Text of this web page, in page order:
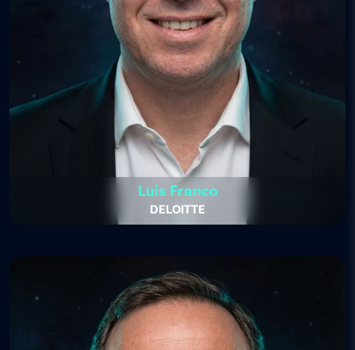
Luis Franco
DELOITTE